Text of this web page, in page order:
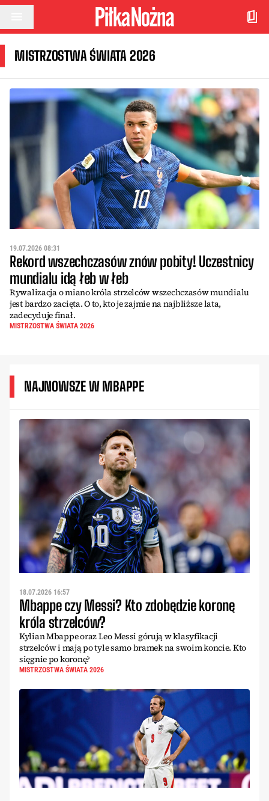
Przejdź do treści
MISTRZOSTWA ŚWIATA 2026
19.07.2026 08:31
Rekord wszechczasów znów pobity! Uczestnicy
mundialu idą łeb w łeb
Rywalizacja o miano króla strzelców wszechczasów mundialu
jest bardzo zacięta. O to, kto je zajmie na najbliższe lata,
zadecyduje finał.
MISTRZOSTWA ŚWIATA 2026
NAJNOWSZE W MBAPPE
18.07.2026 16:57
Mbappe czy Messi? Kto zdobędzie koronę
króla strzelców?
Kylian Mbappe oraz Leo Messi górują w klasyfikacji
strzelców i mają po tyle samo bramek na swoim koncie. Kto
sięgnie po koronę?
MISTRZOSTWA ŚWIATA 2026